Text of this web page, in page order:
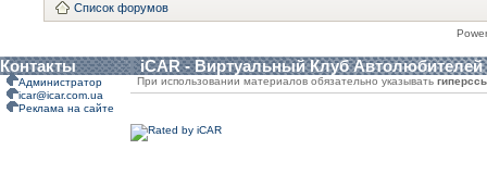
Список форумов
Контакты iCAR - Виртуальный Клуб Автолюбителей
Администратор
icar@icar.com.ua
Реклама на сайте
При использовании материалов обязательно указывать